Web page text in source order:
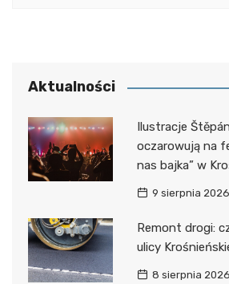
Aktualności
Ilustracje
oczarowują na
nas bajka” w
9 sierpnia 2026
Remont drogi:
ulicy
8 sierpnia 2026